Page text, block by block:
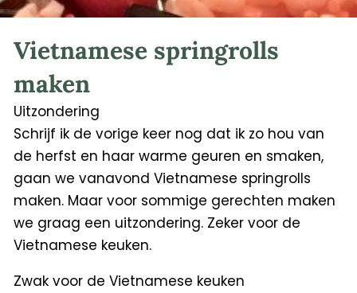
Vietnamese springrolls
maken
Uitzondering
Schrijf ik de vorige keer nog dat ik zo hou van
de herfst en haar warme geuren en smaken,
gaan we vanavond Vietnamese springrolls
maken. Maar voor sommige gerechten maken
we graag een uitzondering. Zeker voor de
Vietnamese keuken.
Zwak voor de Vietnamese keuken